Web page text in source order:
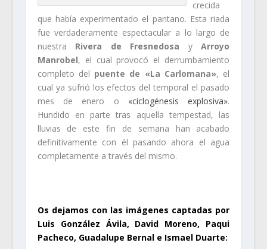
crecida
que había experimentado el pantano. Esta riada
fue verdaderamente espectacular a lo largo de
nuestra Rivera de Fresnedosa yArroyo
Manrobel, el cual provocó el derrumbamiento
completo del puente de «La Carlomana», el
cual ya sufrió los efectos del temporal el pasado
mes de enero o «ciclogénesis explosiva».
Hundido en parte tras aquella tempestad, las
lluvias de este fin de semana han acabado
definitivamente con él pasando ahora el agua
completamente a través del mismo.
Os dejamos con las imágenes captadas por
Luis González Ávila, David Moreno, Paqui
Pacheco, Guadalupe Bernal e Ismael Duarte: